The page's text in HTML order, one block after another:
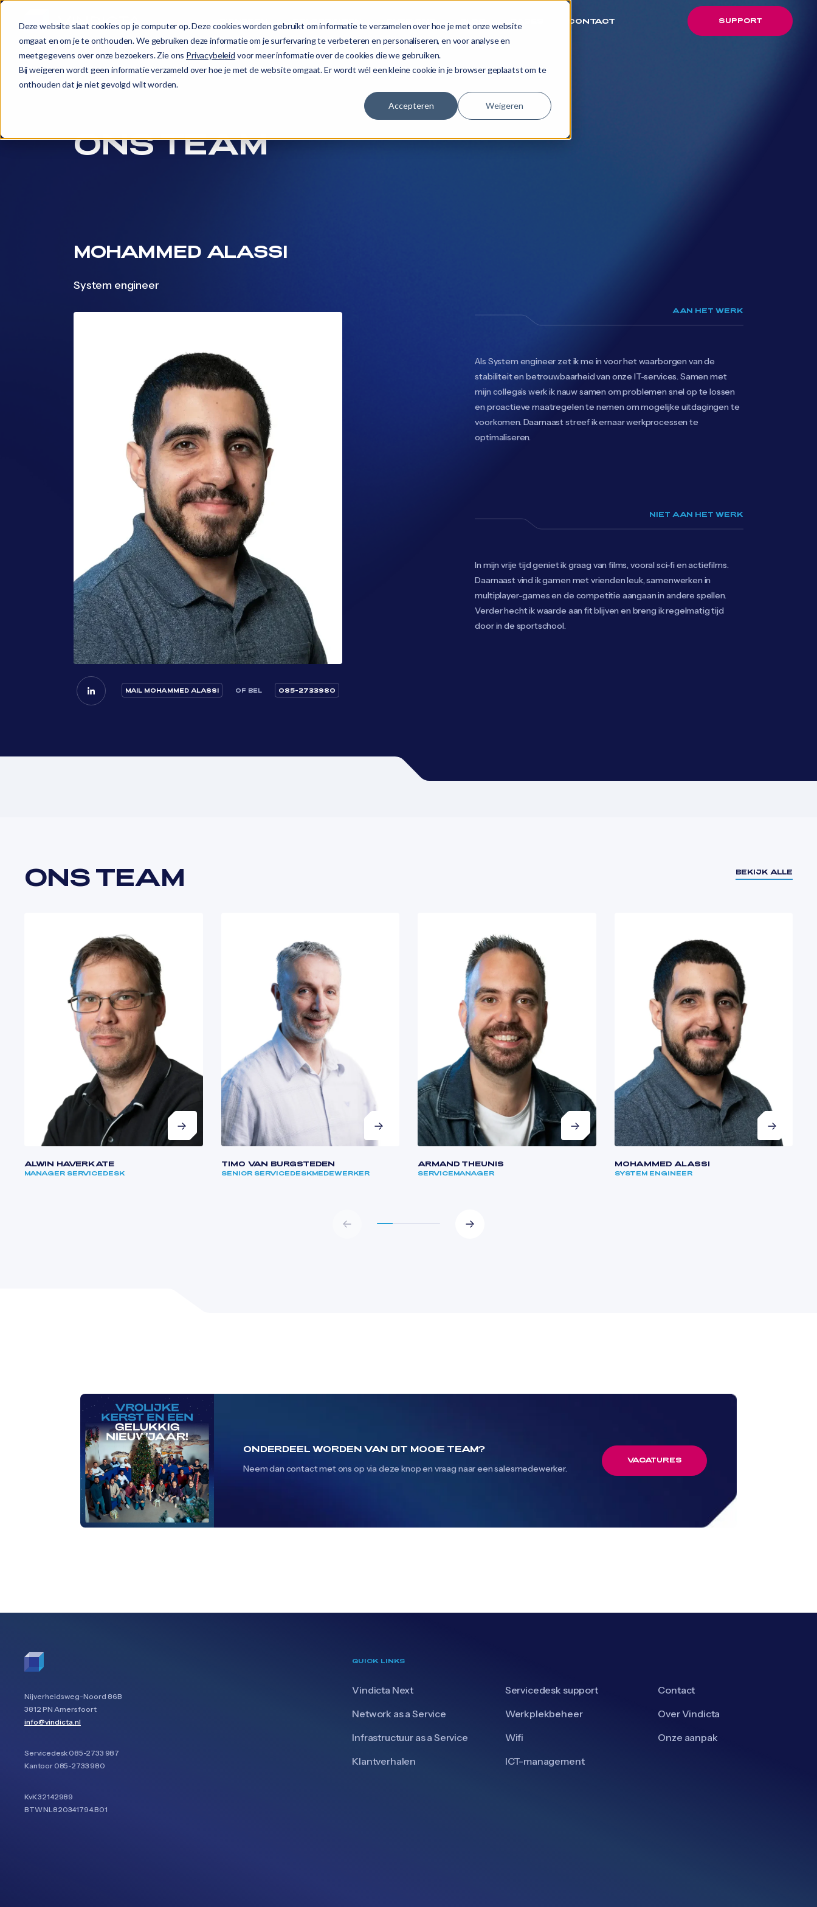
Deze website slaat cookies op je computer op. Deze cookies worden gebruikt om informatie te verzamelen over hoe je met onze website
omgaat en om je te onthouden. We gebruiken deze informatie om je surfervaring te verbeteren en personaliseren, en voor analyse en
meetgegevens over onze bezoekers. Zie ons Privacybeleid voor meer informatie over de cookies die we gebruiken.
Bij weigeren wordt geen informatie verzameld over hoe je met de website omgaat. Er wordt wél een kleine cookie in je browser geplaatst om te
onthouden dat je niet gevolgd wilt worden.
Accepteren Weigeren
CONTACT SUPPORT
SUPPORT
ONS TEAM
MOHAMMED ALASSI
System engineer
AAN HET WERK
Als System engineer zet ik me in voor het waarborgen van de
stabiliteit en betrouwbaarheid van onze IT-services. Samen met
mijn collega’s werk ik nauw samen om problemen snel op te lossen
en proactieve maatregelen te nemen om mogelijke uitdagingen te
voorkomen. Daarnaast streef ik ernaar werkprocessen te
optimaliseren.
NIET AAN HET WERK
In mijn vrije tijd geniet ik graag van films, vooral sci-fi en actiefilms.
Daarnaast vind ik gamen met vrienden leuk, samenwerken in
multiplayer-games en de competitie aangaan in andere spellen.
Verder hecht ik waarde aan fit blijven en breng ik regelmatig tijd
door in de sportschool.
MAIL MOHAMMED ALASSI OF BEL 085-2733980
ONS TEAM BEKIJK ALLE
ALWIN HAVERKATE
MANAGER SERVICEDESK
TIMO VAN BURGSTEDEN
SENIOR SERVICEDESKMEDEWERKER
ARMAND THEUNIS
SERVICEMANAGER
MOHAMMED ALASSI
SYSTEM ENGINEER
ONDERDEEL WORDEN VAN DIT MOOIE TEAM?
Neem dan contact met ons op via deze knop en vraag naar een salesmedewerker.
VACATURES
VACATURES
Nijverheidsweg-Noord 86B
3812 PN Amersfoort
info@vindicta.nl
Servicedesk085-2733 987
Kantoor085-2733 980
KvK 32142989
BTW NL820341794.B01
QUICK LINKS
Vindicta Next
Network as a Service
Infrastructuur as a Service
Klantverhalen
Servicedesk support
Werkplekbeheer
Wifi
ICT-management
Contact
Over Vindicta
Onze aanpak